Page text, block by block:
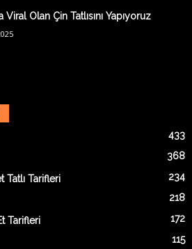
Viral Olan Çin Tatlısını Yapıyoruz
433
368
Tatlı Tarifleri 234
218
Tarifleri 172
115